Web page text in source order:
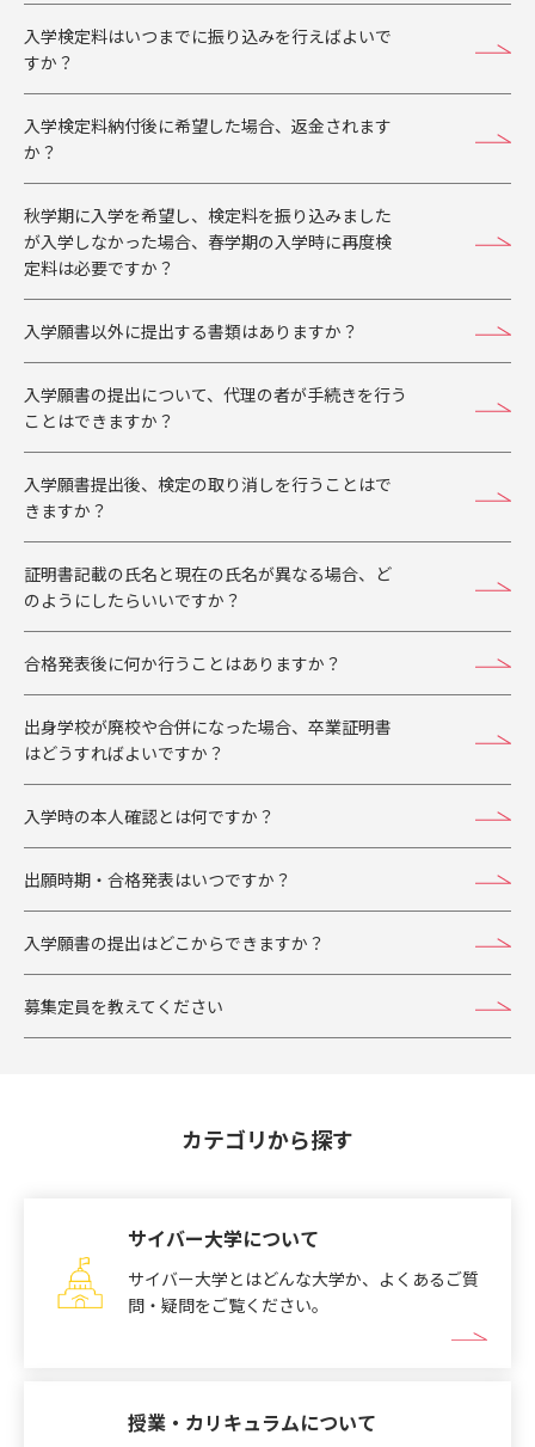
入学検定料はいつまでに振り込みを行えばよいで
すか？
入学検定料納付後に希望した場合、返金されます
か？
秋学期に入学を希望し、検定料を振り込みました
が入学しなかった場合、春学期の入学時に再度検
定料は必要ですか？
入学願書以外に提出する書類はありますか？
入学願書の提出について、代理の者が手続きを行う
ことはできますか？
入学願書提出後、検定の取り消しを行うことはで
きますか？
証明書記載の氏名と現在の氏名が異なる場合、ど
のようにしたらいいですか？
合格発表後に何か行うことはありますか？
出身学校が廃校や合併になった場合、卒業証明書
はどうすればよいですか？
入学時の本人確認とは何ですか？
出願時期・合格発表はいつですか？
入学願書の提出はどこからできますか？
募集定員を教えてください
カテゴリから探す
サイバー大学について
サイバー大学とはどんな大学か、よくあるご質
問・疑問をご覧ください。
授業・カリキュラムについて